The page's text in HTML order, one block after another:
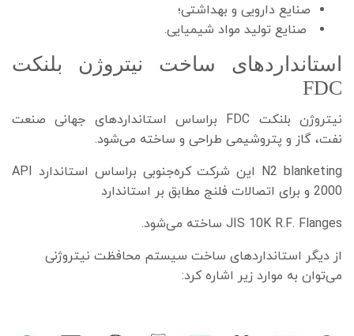
صنایع دارویی و بهداشتی؛
صنایع تولید مواد شیمیایی.
استانداردهای ساخت نیتروژن بلنکت
FDC
نیتروژن بلنکت FDC براساس استانداردهای جهانی صنعت
نفت، گاز و پتروشیمی طراحی و ساخته می‌شود.
N2 blanketing این شرکت کره‌جنوبی براساس استاندارد API
2000 و برای اتصالات فلنج مطابق بر استاندارد
JIS 10K R.F. Flanges ساخته می‌شود.
از دیگر استانداردهای ساخت سیستم محافظت نیتروژنی
می‌توان به موارد زیر اشاره کرد: